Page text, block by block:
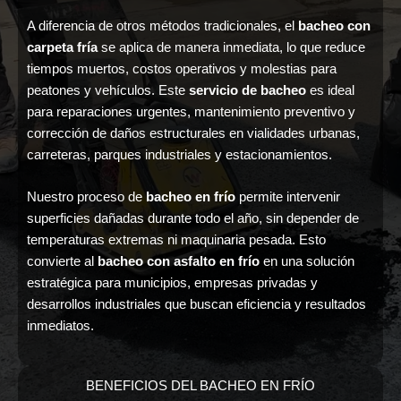
A diferencia de otros métodos tradicionales, el bacheo con
carpeta fríase aplica de manera inmediata, lo que reduce
tiempos muertos, costos operativos y molestias para
peatones y vehículos. Este servicio de bacheo es ideal
para reparaciones urgentes, mantenimiento preventivo y
corrección de daños estructurales en vialidades urbanas,
carreteras, parques industriales y estacionamientos.
Nuestro proceso de bacheo en frío permite intervenir
superficies dañadas durante todo el año, sin depender de
temperaturas extremas ni maquinaria pesada. Esto
convierte al
bacheo con asfalto en frío en una solución
estratégica para municipios, empresas privadas y
desarrollos industriales que buscan eficiencia y resultados
inmediatos.
BENEFICIOS DEL BACHEO EN FRÍO